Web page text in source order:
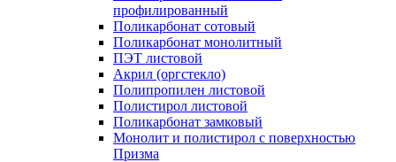
профилированный
Поликарбонат сотовый
Поликарбонат монолитный
ПЭТ листовой
Акрил (оргстекло)
Полипропилен листовой
Полистирол листовой
Поликарбонат замковый
Монолит и полистирол с поверхностью
Призма